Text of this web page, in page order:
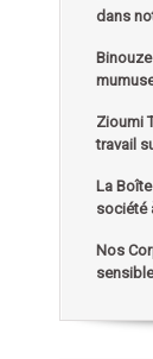
dans
Zioumi
travail
La
société
Nos
sensible